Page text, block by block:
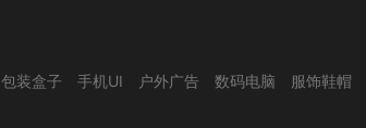
包装盒子 手机UI 户外广告 数码电脑 服饰鞋帽